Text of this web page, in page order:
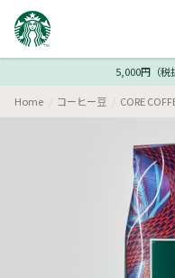
5,000円（税
Home コーヒー豆 CORE